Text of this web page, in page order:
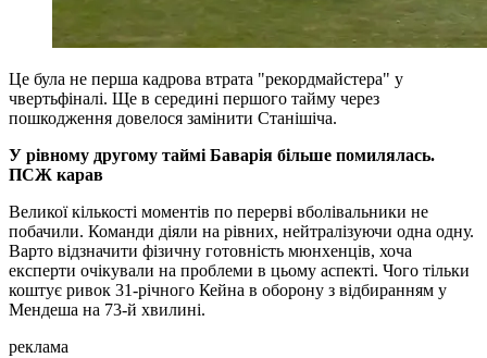
Це була не перша кадрова втрата "рекордмайстера" у
чвертьфіналі. Ще в середині першого тайму через
пошкодження довелося замінити Станішіча.
У рівному другому таймі Баварія більше помилялась.
ПСЖ карав
Великої кількості моментів по перерві вболівальники не
побачили. Команди діяли на рівних, нейтралізуючи одна одну.
Варто відзначити фізичну готовність мюнхенців, хоча
експерти очікували на проблеми в цьому аспекті. Чого тільки
коштує ривок 31-річного Кейна в оборону з відбиранням у
Мендеша на 73-й хвилині.
реклама